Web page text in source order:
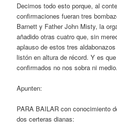
Decimos todo esto porque, al
confirmaciones fueran tres
Barnett y Father John Misty, la
añadido otras cuatro que, sin
aplauso de estos tres
listón en altura de récord. Y es
confirmados no nos sobra ni
Apunten:
PARA BAILAR con conocimiento
dos certeras dianas: